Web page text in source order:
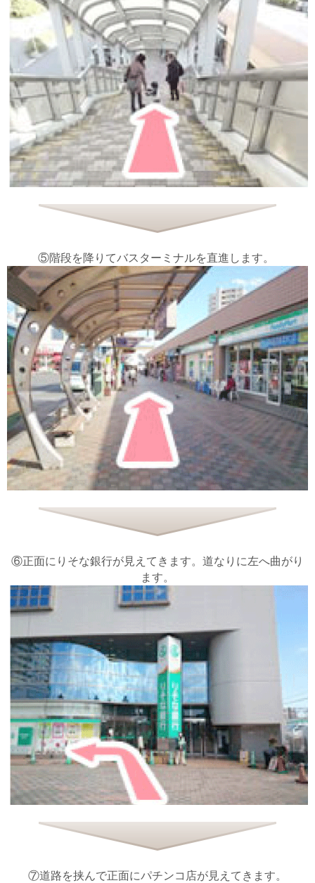
⑤階段を降りてバスターミナルを直進します。
⑥正面にりそな銀行が見えてきます。道なりに左へ曲がり
ます。
⑦道路を挟んで正面にパチンコ店が見えてきます。